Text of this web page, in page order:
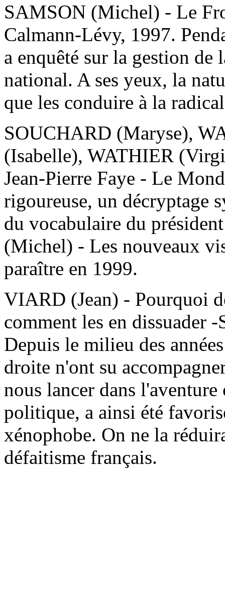
SAMSON (Michel) - Le
Calmann-Lévy, 1997.
a enquêté sur la gestion
national. A ses yeux, la
que les conduire à la
SOUCHARD (Maryse),
(Isabelle), WATHIER
Jean-Pierre Faye - Le
rigoureuse, un décryptage
du vocabulaire du
(Michel) - Les nouveaux
paraître en 1999.
VIARD (Jean) - Pourquoi
comment les en dissuader
Depuis le milieu des
droite n'ont su
nous lancer dans
politique, a ainsi été
xénophobe. On ne la
défaitisme français.